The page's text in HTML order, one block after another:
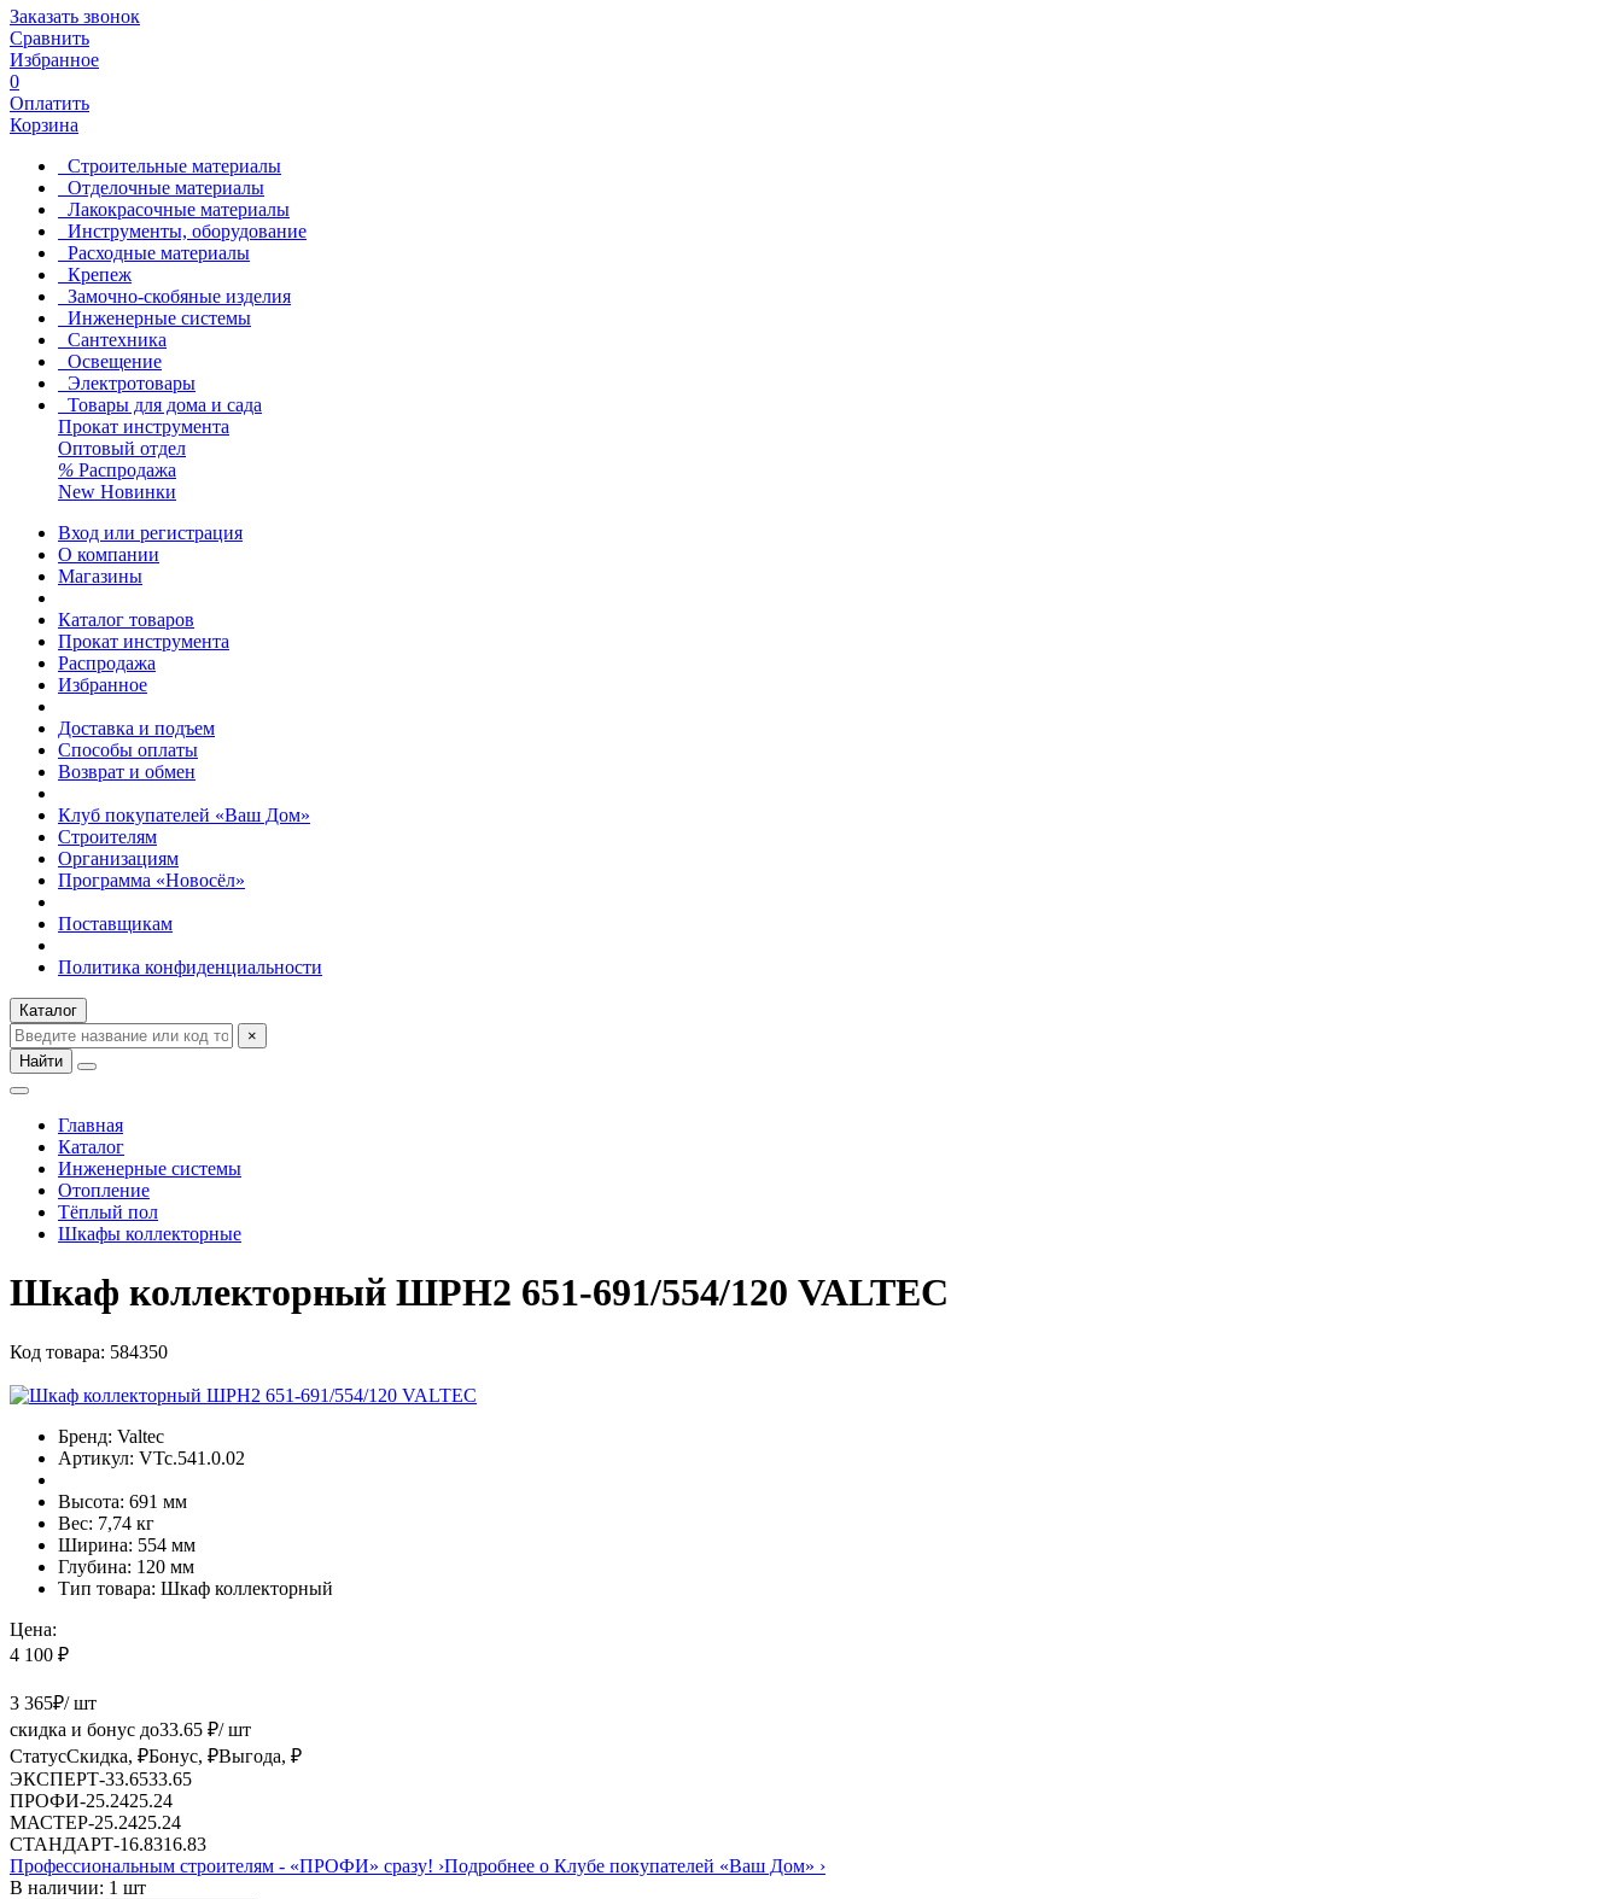
Заказать звонок
Сравнить
Избранное
0
Оплатить
Корзина
Строительные материалы
Отделочные материалы
Лакокрасочные материалы
Инструменты, оборудование
Расходные материалы
Крепеж
Замочно-скобяные изделия
Инженерные системы
Сантехника
Освещение
Электротовары
Товары для дома и сада
Прокат инструмента
Оптовый отдел
% Распродажа
New Новинки
Вход или регистрация
О компании
Магазины
Каталог товаров
Прокат инструмента
Распродажа
Избранное
Доставка и подъем
Способы оплаты
Возврат и обмен
Клуб покупателей «Ваш Дом»
Строителям
Организациям
Программа «Новосёл»
Поставщикам
Политика конфиденциальности
Каталог
×
Найти
Главная
Каталог
Инженерные системы
Отопление
Тёплый пол
Шкафы коллекторные
Шкаф коллекторный ШРН2 651-691/554/120 VALTEC
Код товара: 584350
Бренд: Valtec
Артикул: VTc.541.0.02
Высота: 691 мм
Вес: 7,74 кг
Ширина: 554 мм
Глубина: 120 мм
Тип товара: Шкаф коллекторный
Цена:
4 100 ₽
3 365₽/ шт
скидка и бонус до33.65 ₽/ шт
СтатусСкидка, ₽Бонус, ₽Выгода, ₽
ЭКСПЕРТ-33.6533.65
ПРОФИ-25.2425.24
МАСТЕР-25.2425.24
СТАНДАРТ-16.8316.83
Профессиональным строителям - «ПРОФИ» сразу! ›Подробнее о Клубе покупателей «Ваш Дом» ›
В наличии: 1 шт